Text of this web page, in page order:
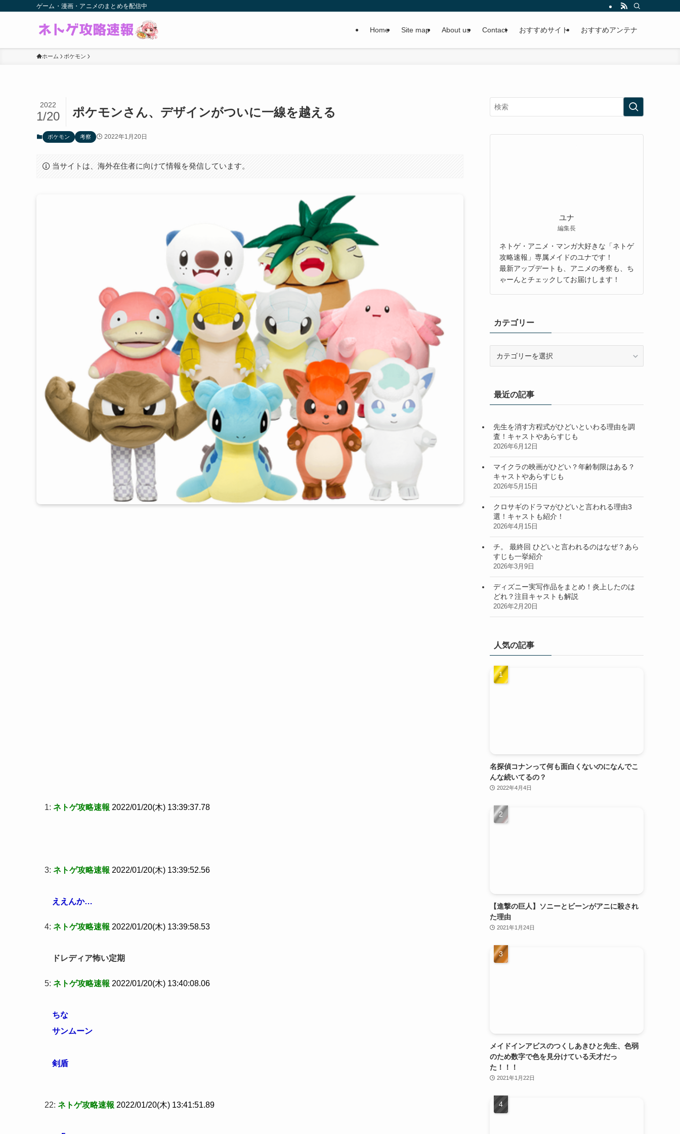
ゲーム・漫画・アニメのまとめを配信中
Home Site map About us Contact おすすめサイト おすすめアンテナ
ホーム ポケモン
ポケモンさん、デザインがついに一線を越える
2022
1/20
ポケモン 考察 2022年1月20日
当サイトは、海外在住者に向けて情報を発信しています。
1: ネトゲ攻略速報 2022/01/20(木) 13:39:37.78
3: ネトゲ攻略速報 2022/01/20(木) 13:39:52.56
ええんか…
4: ネトゲ攻略速報 2022/01/20(木) 13:39:58.53
ドレディア怖い定期
5: ネトゲ攻略速報 2022/01/20(木) 13:40:08.06
ちな
サンムーン
剣盾
22: ネトゲ攻略速報 2022/01/20(木) 13:41:51.89
ユナ
編集長
ネトゲ・アニメ・マンガ大好きな「ネトゲ
攻略速報」専属メイドのユナです！
最新アップデートも、アニメの考察も、ち
ゃーんとチェックしてお届けします！
カテゴリー
ー最近の記事
先生を消す方程式がひどいといわる理由を調
査！キャストやあらすじも
2026年6月12日
マイクラの映画がひどい？年齢制限はある？
キャストやあらすじも
2026年5月15日
クロサギのドラマがひどいと言われる理由3
選！キャストも紹介！
2026年4月15日
チ。 最終回 ひどいと言われるのはなぜ？あら
すじも一挙紹介
2026年3月9日
ディズニー実写作品をまとめ！炎上したのは
どれ？注目キャストも解説
2026年2月20日
人気の記事
名探偵コナンって何も面白くないのになんでこ
んな続いてるの？
2022年4月4日
【進撃の巨人】ソニーとビーンがアニに殺され
た理由
2021年1月24日
メイドインアビスのつくしあきひと先生、色弱
のため数字で色を見分けている天才だっ
た！！！
2021年1月22日